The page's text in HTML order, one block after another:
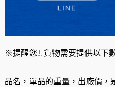
※提醒您!!! 貨物需要提供以下
品名，單品的重量，出廠價，